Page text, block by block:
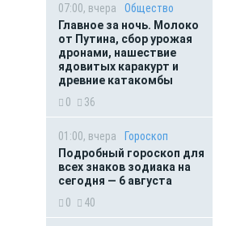
07:00, вчера
Общество
Главное за ночь. Молоко
от Путина, сбор урожая
дронами, нашествие
ядовитых каракурт и
древние катакомбы
0
36
01:00, вчера
Гороскоп
Подробный гороскоп для
всех знаков зодиака на
сегодня — 6 августа
0
40